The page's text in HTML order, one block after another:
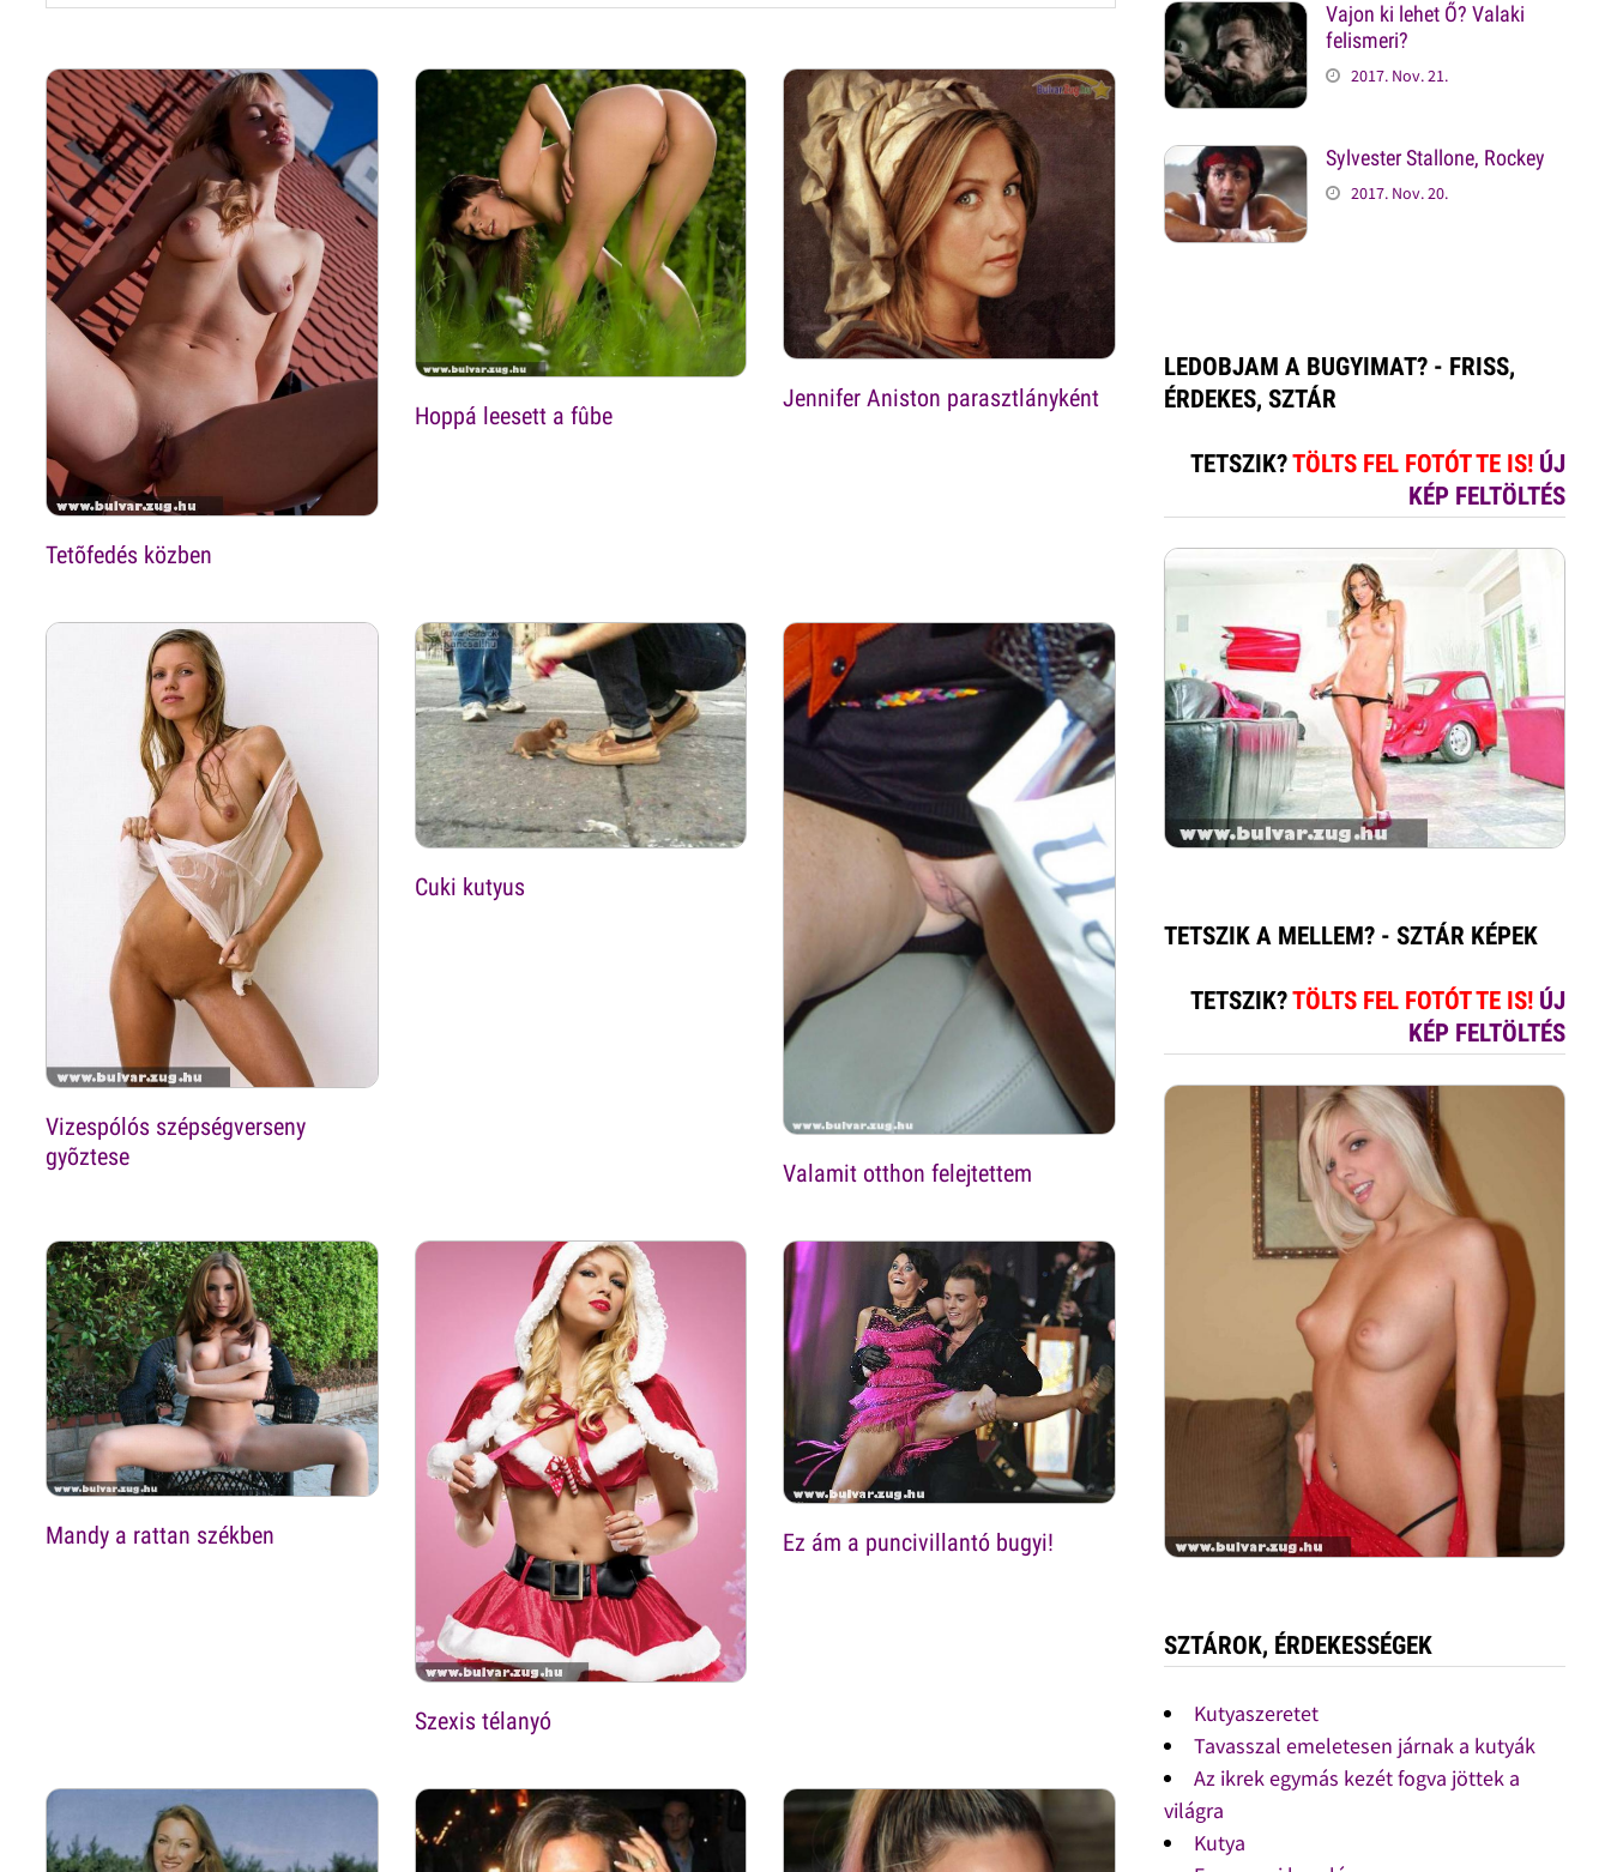
Tetõfedés közben
Hoppá leesett a fûbe
Jennifer Aniston parasztlányként
Vizespólós szépségverseny
gyõztese
Cuki kutyus
Valamit otthon felejtettem
Mandy a rattan székben
Szexis télanyó
Ez ám a puncivillantó bugyi!
Vajon ki lehet Ő? Valaki
felismeri?
2017. Nov. 21.
Sylvester Stallone, Rockey
2017. Nov. 20.
LEDOBJAM A BUGYIMAT? - FRISS,
ÉRDEKES, SZTÁR
TETSZIK?TÖLTS FEL FOTÓT TE IS! ÚJ
KÉP FELTÖLTÉS
TETSZIK A MELLEM? - SZTÁR KÉPEK
TETSZIK?TÖLTS FEL FOTÓT TE IS! ÚJ
KÉP FELTÖLTÉS
SZTÁROK, ÉRDEKESSÉGEK
Kutyaszeretet
Tavasszal emeletesen járnak a kutyák
Az ikrek egymás kezét fogva jöttek a
világra
Kutya